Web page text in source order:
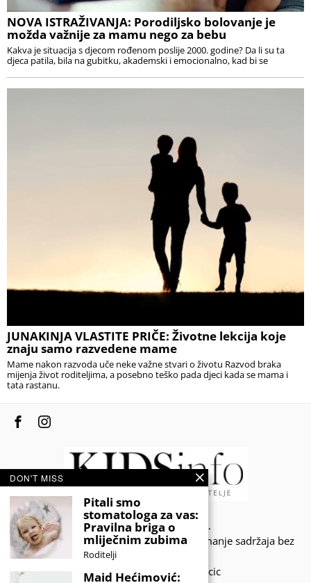
NOVA ISTRAŽIVANJA: Porodiljsko bolovanje je
možda važnije za mamu nego za bebu
Kakva je situacija s djecom rođenom poslije 2000. godine? Da li su ta
djeca patila, bila na gubitku, akademski i emocionalno, kad bi se
JUNAKINJA VLASTITE PRIČE: Životne lekcija koje
znaju samo razvedene mame
Mame nakon razvoda uče neke važne stvari o životu Razvod braka
mijenja život roditeljima, a posebno teško pada djeci kada se mama i
tata rastanu.
© 2020 - KIDSINFO.BA.
Sva prava zadržana. Zabranjeno preuzimanje sadržaja bez
dozvole izdavača.
Developed by Amar SIjercic
DON'T MISS
Pitali smo
stomatologa za vas:
Pravilna briga o
mliječnim zubima
Roditelji
Maid Hećimović: